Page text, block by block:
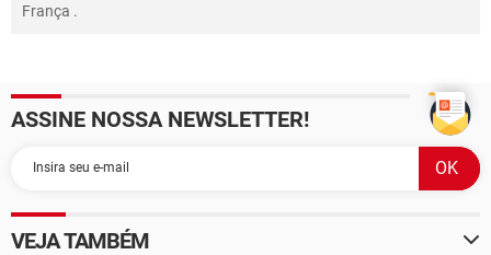
França .
ASSINE NOSSA NEWSLETTER!
VEJA TAMBÉM